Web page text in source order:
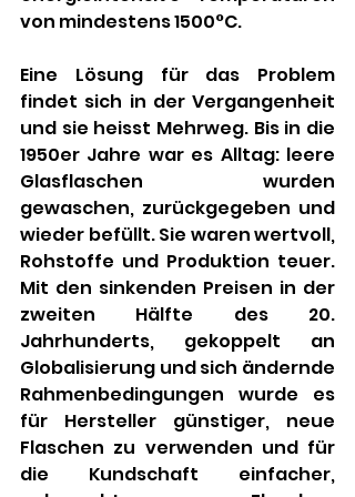
von mindestens 1500°C.
Eine Lösung für das Problem
findet sich in der Vergangenheit
und sie heisst Mehrweg. Bis in die
1950er Jahre war es Alltag: leere
Glasflaschen wurden
gewaschen, zurückgegeben und
wieder befüllt. Sie waren wertvoll,
Rohstoffe und Produktion teuer.
Mit den sinkenden Preisen in der
zweiten Hälfte des 20.
Jahrhunderts, gekoppelt an
Globalisierung und sich ändernde
Rahmenbedingungen wurde es
für Hersteller günstiger, neue
Flaschen zu verwenden und für
die Kundschaft einfacher,